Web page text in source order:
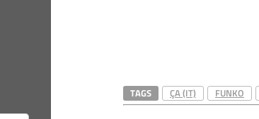
TAGS ÇA (IT) FUNKO